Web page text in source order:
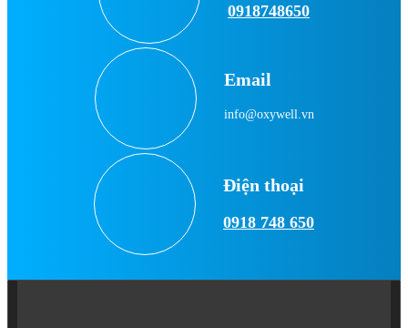
0918748650
Email
info@oxywell.vn
Điện thoại
0918 748 650